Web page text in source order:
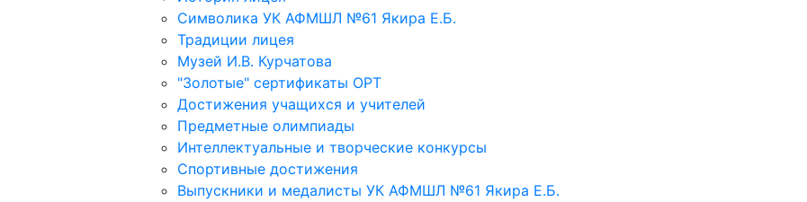
Символика УК АФМШЛ №61 Якира Е.Б.
Традиции лицея
Музей И.В. Курчатова
"Золотые" сертификаты ОРТ
Достижения учащихся и учителей
Предметные олимпиады
Интеллектуальные и творческие конкурсы
Спортивные достижения
Выпускники и медалисты УК АФМШЛ №61 Якира Е.Б.